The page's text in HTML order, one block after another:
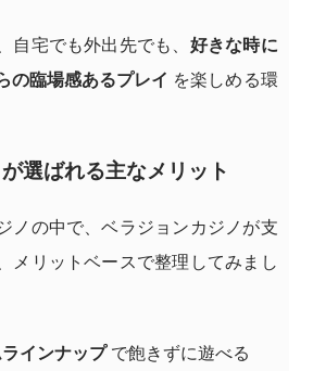
自宅でも外出先でも、 好きな時に
の臨場感あるプレイ を楽しめる環
選ばれる主なメリット
ノの中で、ベラジョンカジノが支
メリットベースで整理してみまし
インナップで飽きずに遊べる